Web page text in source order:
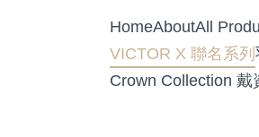
HomeAboutAll
VICTOR X 聯名系列
Crown Collection 戴